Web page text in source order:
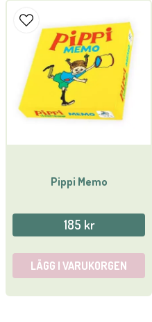
Pippi Memo
185 kr
LÄGG I VARUKORGEN